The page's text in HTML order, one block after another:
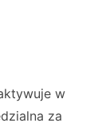
w
za